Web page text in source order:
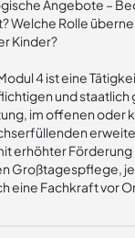
Angebote –
Welche Rolle
Kinder?
4 ist eine
und
im offenen oder
erhöhter Förderung
Großtagespflege,
eine Fachkraft vor